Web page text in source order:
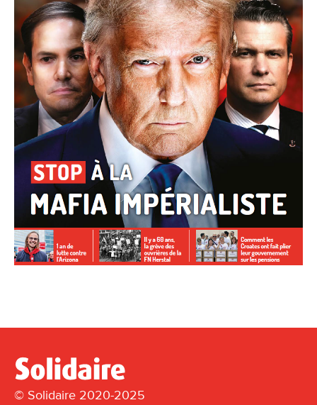
© Solidaire 2020-2025